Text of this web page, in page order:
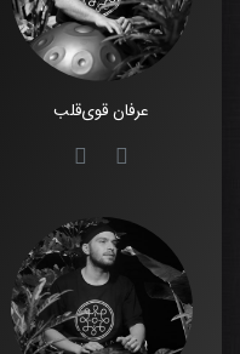
عرفان قوی‌قلب